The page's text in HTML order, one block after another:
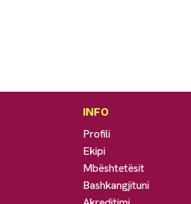
INFO
Profili
Ekipi
Mbështetësit
Bashkangjituni